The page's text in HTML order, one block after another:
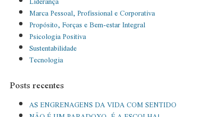
Marca Pessoal, Profissional e Corporativa
Propósito, Forças e Bem-estar Integral
Psicologia Positiva
Sustentabilidade
Tecnologia
Posts recentes
AS ENGRENAGENS DA VIDA COM SENTIDO